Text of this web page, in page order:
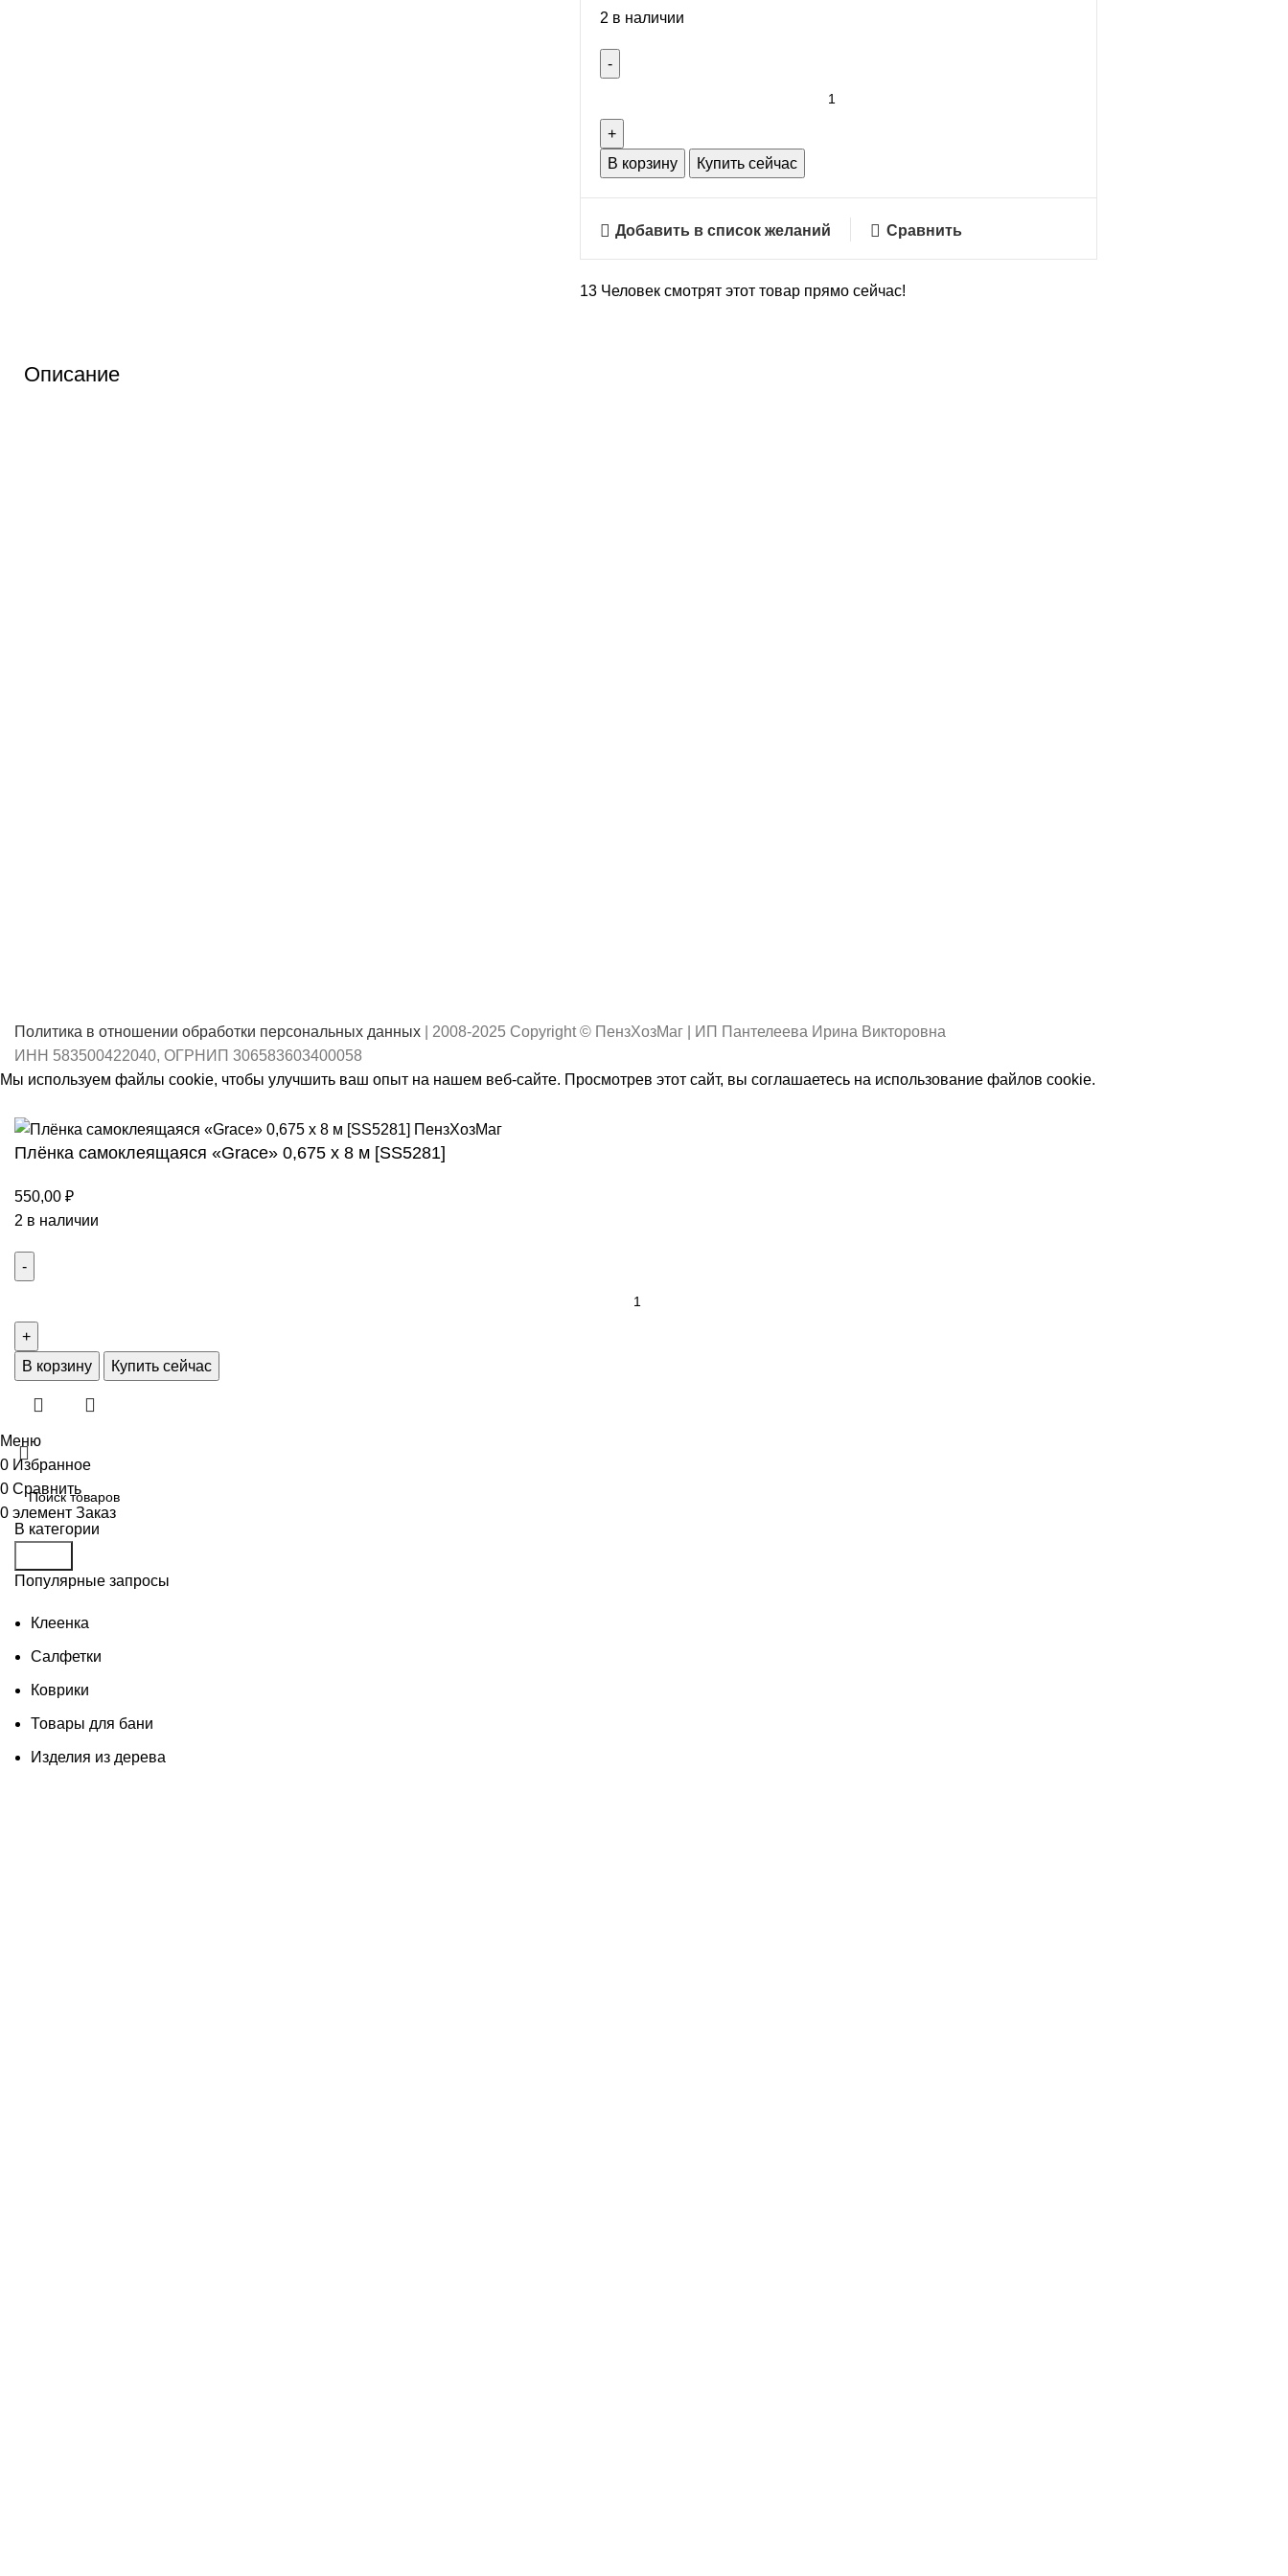
2 в наличии
В корзину Купить сейчас
Добавить в список желаний Сравнить
13 Человек смотрят этот товар прямо сейчас!
Описание
Политика в отношении обработки персональных данных | 2008-2025 Copyright © ПензХозМаг | ИП Пантелеева Ирина Викторовна
ИНН 583500422040, ОГРНИП 306583603400058
Мы используем файлы cookie, чтобы улучшить ваш опыт на нашем веб-сайте. Просмотрев этот сайт, вы соглашаетесь на использование файлов cookie.
Плёнка самоклеящаяся «Grace» 0,675 х 8 м [SS5281]
550,00 ₽
2 в наличии
В корзину Купить сейчас
В категории
Популярные запросы
Клеенка
Салфетки
Коврики
Товары для бани
Изделия из дерева
Меню
0 Избранное
0 Сравнить
0 элемент Заказ